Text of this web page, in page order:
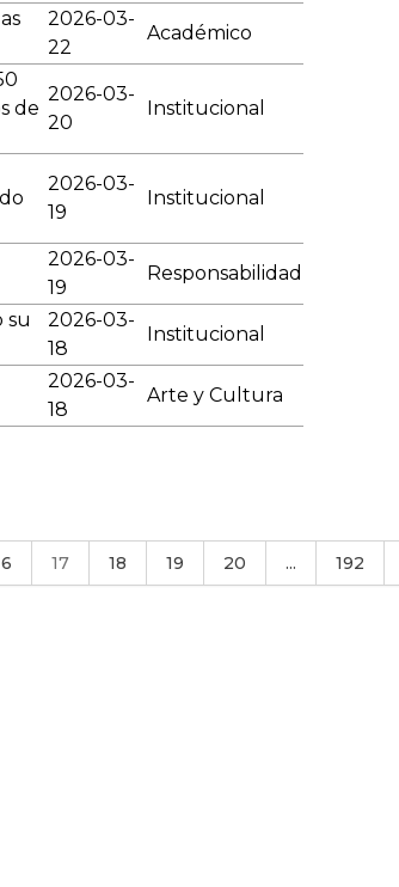
2026-03-
22
Académico
de
2026-03-
20
Institucional
2026-03-
19
Institucional
2026-03-
19
Responsabilidad
su
2026-03-
18
Institucional
2026-03-
18
Arte y Cultura
17 18 19 20 ... 192